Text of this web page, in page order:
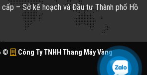
– Sở kế hoạch và Đầu tư Thành phố Hồ
© Công Ty TNHH Thang Máy Vàng